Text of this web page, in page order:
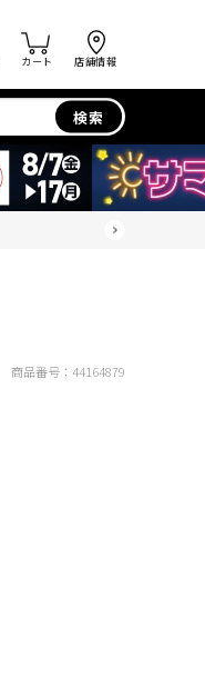
カート 店舗情報
検索
商品番号： 44164879